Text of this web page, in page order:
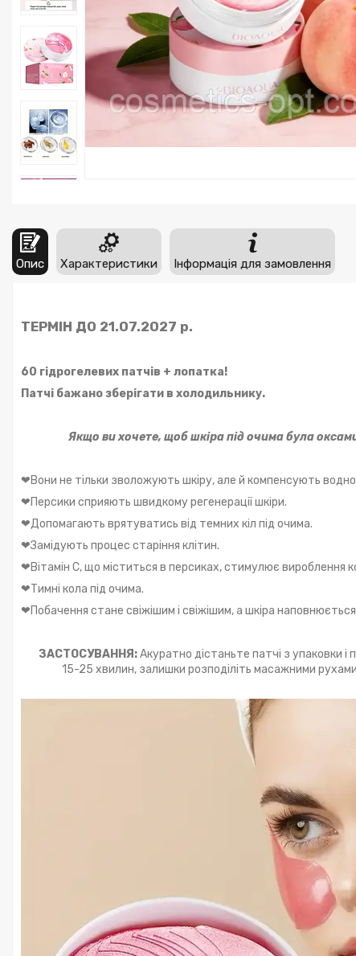
Опис Характеристики Інформація для замовлення
ТЕРМІН ДО 21.07.2027 р.
60 гідрогелевих патчів + лопатка!
Патчі бажано зберігати в холодильнику.
Якщо ви хочете, щоб шкіра під очима була
❤Вони не тільки зволожують шкіру, але й компенсують
❤Персики сприяють швидкому регенерації шкіри.
❤Допомагають врятуватись від темних кіл під очима.
❤Замідують процес старіння клітин.
❤Вітамін С, що міститься в персиках, стимулює вироблення
❤Тимні кола під очима.
❤Побачення стане свіжішим і свіжішим, а шкіра
ЗАСТОСУВАННЯ:Акуратно дістаньте патчі з упаковки і
15-25 хвилин, залишки розподіліть масажними